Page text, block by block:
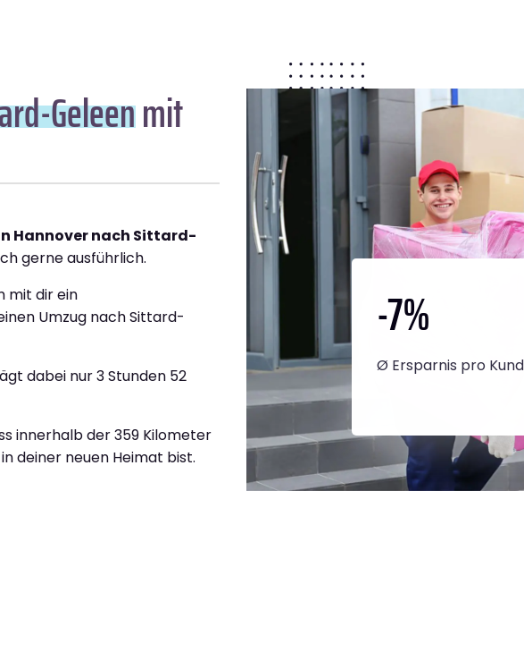
Geleenmit
Hannover nach Sittard-
gerne ausführlich.
mit dir ein
Umzug nach Sittard-
dabei nur 3 Stunden 52
innerhalb der 359 Kilometer
deiner neuen Heimat bist.
-7%
Ø Ersparnis pro